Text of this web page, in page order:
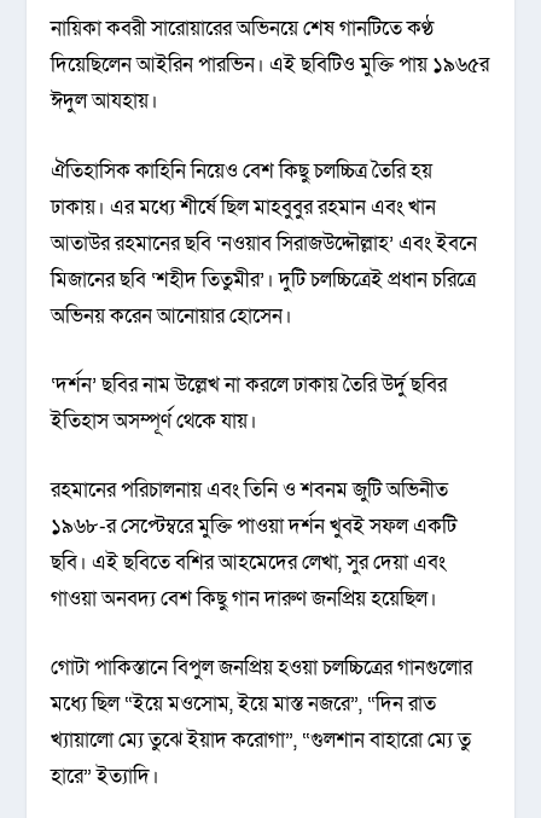
নায়িকা কবরী সারোয়ারের অভিনয়ে শেষ গানটিতে কণ্ঠ
দিয়েছিলেন আইরিন পারভিন। এই ছবিটিও মুক্তি পায় ১৯৬৫র
ঈদুল আযহায়।
ঐতিহাসিক কাহিনি নিয়েও বেশ কিছু চলচ্চিত্র তৈরি হয়
ঢাকায়। এর মধ্যে শীর্ষে ছিল মাহবুবুর রহমান এবং খান
আতাউর রহমানের ছবি ‘নওয়াব সিরাজউদ্দৌল্লাহ’ এবং ইবনে
মিজানের ছবি ‘শহীদ তিতুমীর’। দুটি চলচ্চিত্রেই প্রধান চরিত্রে
অভিনয় করেন আনোয়ার হোসেন।
‘দর্শন’ ছবির নাম উল্লেখ না করলে ঢাকায় তৈরি উর্দু ছবির
ইতিহাস অসম্পূর্ণ থেকে যায়।
রহমানের পরিচালনায় এবং তিনি ও শবনম জুটি অভিনীত
১৯৬৮-র সেপ্টেম্বরে মুক্তি পাওয়া দর্শন খুবই সফল একটি
ছবি। এই ছবিতে বশির আহমেদের লেখা, সুর দেয়া এবং
গাওয়া অনবদ্য বেশ কিছু গান দারুণ জনপ্রিয় হয়েছিল।
গোটা পাকিস্তানে বিপুল জনপ্রিয় হওয়া চলচ্চিত্রের গানগুলোর
মধ্যে ছিল “ইয়ে মওসোম, ইয়ে মাস্ত নজরে”, “দিন রাত
খ্যায়ালো ম্যে তুঝে ইয়াদ করোগা”, “গুলশান বাহারো ম্যে তু
হারে” ইত্যাদি।